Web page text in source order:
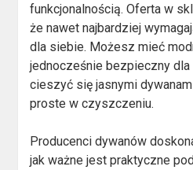
funkcjonalnością. Oferta w
że nawet najbardziej
dla siebie. Możesz mieć
jednocześnie bezpieczny
cieszyć się jasnymi
proste w czyszczeniu.
Producenci dywanów
jak ważne jest praktyczne